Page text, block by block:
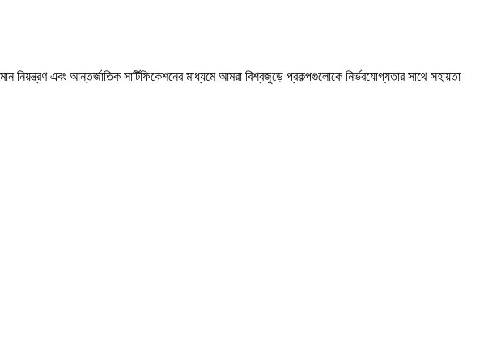
নিয়ন্ত্রণ এবং আন্তর্জাতিক সার্টিফিকেশনের মাধ্যমে আমরা বিশ্বজুড়ে প্রকল্পগুলোকে নির্ভরযোগ্যতার সাথে সহায়তা